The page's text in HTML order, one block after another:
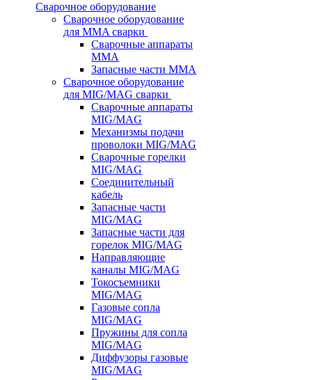
Сварочное оборудование
Сварочное оборудование
для MMA сварки
Сварочные аппараты
MMA
Запасные части MMA
Сварочное оборудование
для MIG/MAG сварки
Сварочные аппараты
MIG/MAG
Механизмы подачи
проволоки MIG/MAG
Сварочные горелки
MIG/MAG
Соединительный
кабель
Запасные части
MIG/MAG
Запасные части для
горелок MIG/MAG
Направляющие
каналы MIG/MAG
Токосъемники
MIG/MAG
Газовые сопла
MIG/MAG
Пружины для сопла
MIG/MAG
Диффузоры газовые
MIG/MAG